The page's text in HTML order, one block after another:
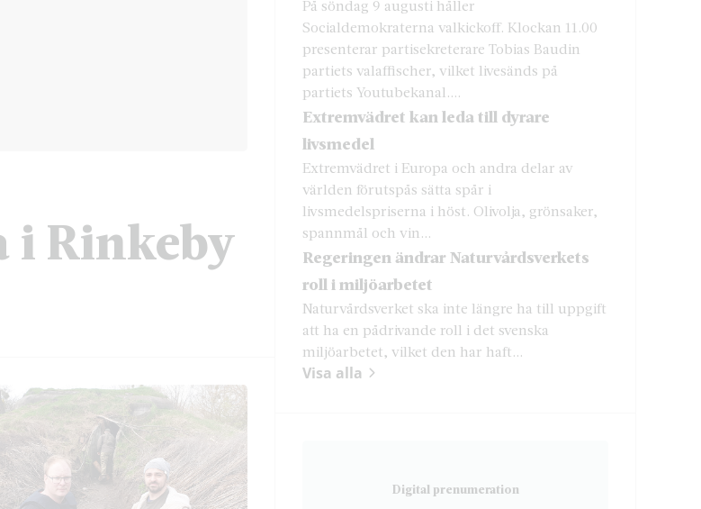
i Rinkeby
På söndag 9 augusti håller
Socialdemokraterna valkickoff. Klockan 11.00
presenterar partisekreterare Tobias Baudin
partiets valaffischer, vilket livesänds på
partiets Youtubekanal....
Extremvädret kan leda till dyrare
livsmedel
Extremvädret i Europa och andra delar av
världen förutspås sätta spår i
livsmedelspriserna i höst. Olivolja, grönsaker,
spannmål och vin...
Regeringen ändrar Naturvårdsverkets
roll i miljöarbetet
Naturvårdsverket ska inte längre ha till uppgift
att ha en pådrivande roll i det svenska
miljöarbetet, vilket den har haft...
Visa alla
Digital prenumeration